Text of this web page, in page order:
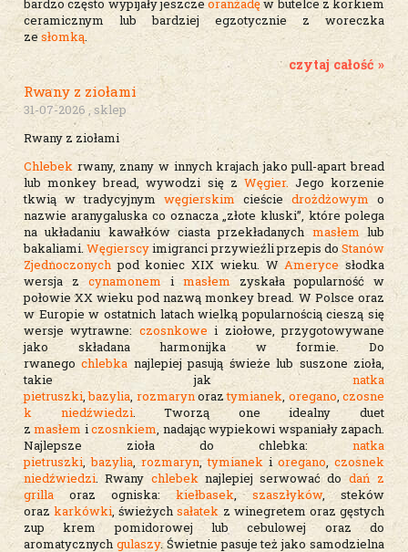
bardzo często wypijały jeszcze oranżadęw butelce z korkiem
ceramicznym lub bardziej egzotycznie z woreczka
zesłomką.
czytaj całość »
Rwany z ziołami
31-07-2026 , sklep
Rwany z ziołami
Chlebek rwany, znany w innych krajach jako pull-apart bread
lub monkey bread, wywodzi się z Węgier. Jego korzenie
tkwią w tradycyjnym węgierskim cieście drożdżowym o
nazwie aranygaluska co oznacza „złote kluski”, które polega
na układaniu kawałków ciasta przekładanych masłem lub
bakaliami.Węgierscyimigranci przywieźli przepis doStanów
Zjednoczonych pod koniec XIX wieku. WAmeryce słodka
wersja z cynamonem imasłem zyskała popularność w
połowie XX wieku pod nazwą monkey bread. W Polsce oraz
w Europie w ostatnich latach wielką popularnością cieszą się
wersje wytrawne: czosnkowe i ziołowe, przygotowywane
jako składana harmonijka w formie. Do
rwanegochlebka najlepiej pasują świeże lub suszone zioła,
takie jak natka
pietruszki,bazylia, rozmarynoraztymianek, oregano,czosne
k niedźwiedzi. Tworzą one idealny duet
zmasłem iczosnkiem, nadając wypiekowi wspaniały zapach.
Najlepsze zioła do chlebka: natka
pietruszki,bazylia, rozmaryn,tymianek ioregano, czosnek
niedźwiedzi. Rwany chlebek najlepiej serwować do dań z
grilla oraz ogniska: kiełbasek, szaszłyków, steków
orazkarkówki, świeżychsałatekz winegretem oraz gęstych
zup krem pomidorowej lub cebulowej oraz do
aromatycznych gulaszy. Świetnie pasuje też jako samodzielna